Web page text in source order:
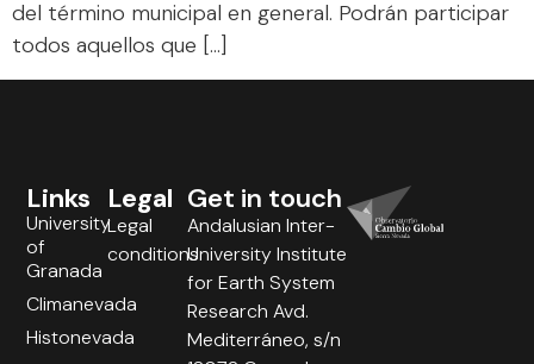
del término municipal en general. Podrán participar
todos aquellos que […]
Legal
Legal
conditions
Links
University
of
Granada
Climanevada
Histonevada
Get in touch
Andalusian Inter-
University Institute
for Earth System
Research Avd.
Mediterráneo, s/n